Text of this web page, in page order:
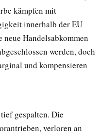
kämpfen mit
innerhalb der EU
Handelsabkommen
werden, doch
und kompensieren
gespalten. Die
verloren an